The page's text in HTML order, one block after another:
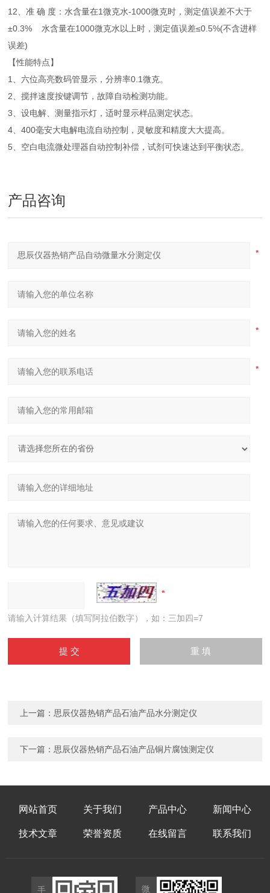
12、准 确 度：水含量在1微克水-1000微克时，测定值误差不大于
±0.3% 水含量在1000微克水以上时，测定值误差≤0.5%(不含进样
误差)
【性能特点】
1、六位高亮数码管显示，分辨率0.1微克。
2、搅拌速度按键调节，故障自动检测功能。
3、设电解、测量指示灯，适时显示样品测定状态。
4、400毫安大电解电流自动控制，灵敏度和精度大大提高。
5、空白电流微处理器自动控制补偿，试剂可快速达到平衡状态。
产品咨询
请输入计算结果（填写阿拉伯数字），如：三加四=7
上一篇： 思辰仪器热销产品石油产品水分测定仪
下一篇： 思辰仪器热销产品石油产品铜片腐蚀测定仪
网站首页 关于我们 产品中心 新闻中心
技术文章 荣誉资质 在线留言 联系我们
手 微